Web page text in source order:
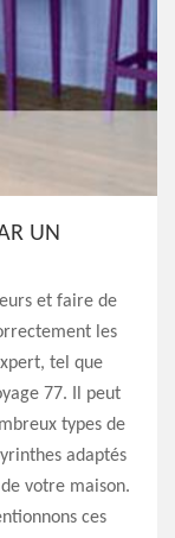
UN
et faire de
les
tel que
77. Il peut
types de
adaptés
votre maison.
ces